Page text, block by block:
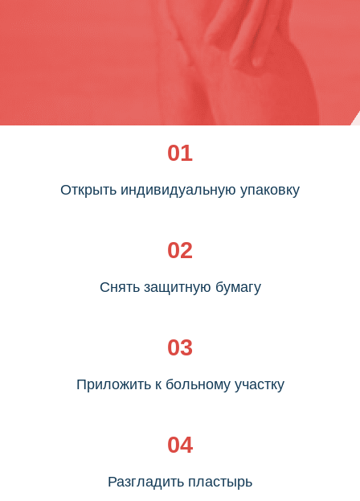
Как правильно
пластырь
лидокаином
01
Открыть индивидуальную упаковку
02
Снять защитную бумагу
03
Приложить к больному участку
04
Разгладить пластырь